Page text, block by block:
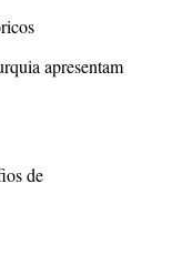
apresentam
de